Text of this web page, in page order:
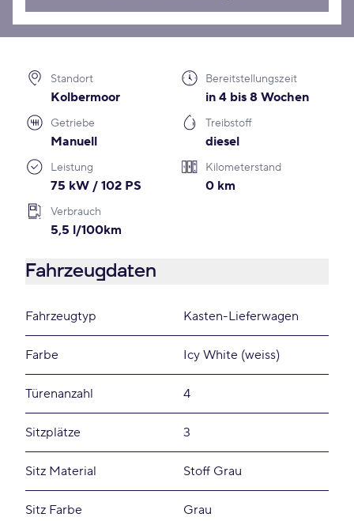
Standort
Kolbermoor
Bereitstellungszeit
in 4 bis 8 Wochen
Getriebe
Manuell
Treibstoff
diesel
Leistung
75 kW / 102 PS
Kilometerstand
0 km
Verbrauch
5,5 l/100km
Fahrzeugdaten
Fahrzeugtyp Kasten-Lieferwagen
Farbe Icy White (weiss)
Türenanzahl 4
Sitzplätze 3
Sitz Material Stoff Grau
Sitz Farbe Grau